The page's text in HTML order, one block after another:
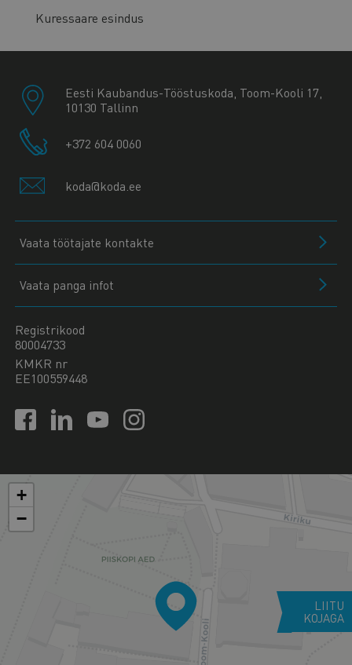
Kuressaare esindus
Eesti Kaubandus-Tööstuskoda, Toom-Kooli 17,
10130 Tallinn
+372 604 0060
koda@koda.ee
Vaata töötajate kontakte
Vaata panga infot
Registrikood
80004733
KMKR nr
EE100559448
+
−
LIITU
KOJAGA